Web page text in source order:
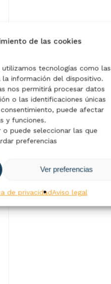
de las cookies
utilizamos tecnologías como las
la información del dispositivo.
nos permitirá procesar datos
o las identificaciones únicas
puede afectar
y funciones.
puede seleccionar las que
preferencias
Ver preferencias
de privacidadAviso legal